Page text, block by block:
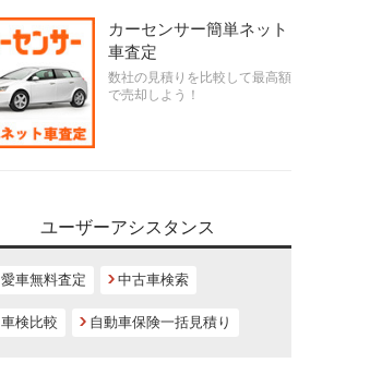
カーセンサー簡単ネット
車査定
数社の見積りを比較して最高額
で売却しよう！
ユーザーアシスタンス
愛車無料査定 中古車検索
車検比較 自動車保険一括見積り